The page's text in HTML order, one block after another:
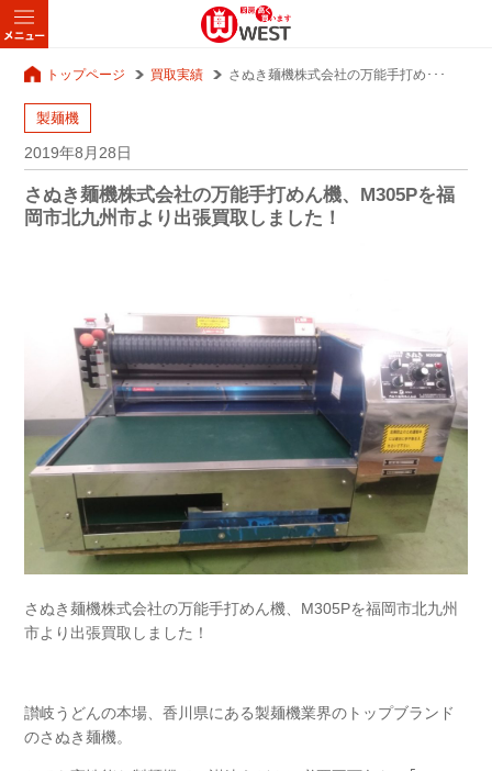
トップページ 買取実績 さぬき麺機株式会社の万能手打め･･･
製麺機
2019年8月28日
さぬき麺機株式会社の万能手打めん機、M305Pを福
岡市北九州市より出張買取しました！
さぬき麺機株式会社の万能手打めん機、M305Pを福岡市北九州
市より出張買取しました！
讃岐うどんの本場、香川県にある製麺機業界のトップブランド
のさぬき麺機。